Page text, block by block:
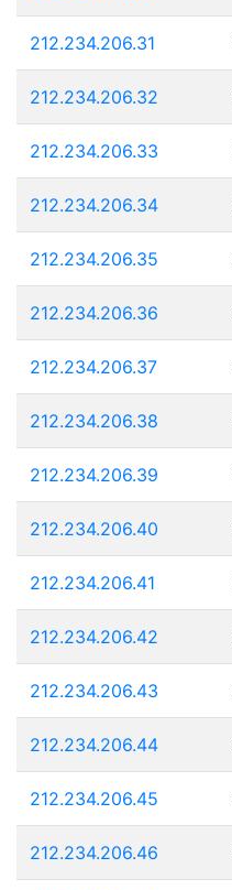
212.234.206.31
212.234.206.32
212.234.206.33
212.234.206.34
212.234.206.35
212.234.206.36
212.234.206.37
212.234.206.38
212.234.206.39
212.234.206.40
212.234.206.41
212.234.206.42
212.234.206.43
212.234.206.44
212.234.206.45
212.234.206.46